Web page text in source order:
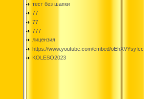
тест без шапки
77
77
777
лицензия
https://www.youtube.com/embed/oEhXVYsyIcc
KOLESO2023